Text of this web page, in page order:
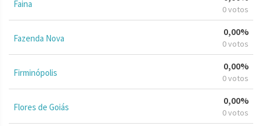
Faina 0 votos
Fazenda Nova
0,00%
0 votos
Firminópolis
0,00%
0 votos
Flores de Goiás
0,00%
0 votos